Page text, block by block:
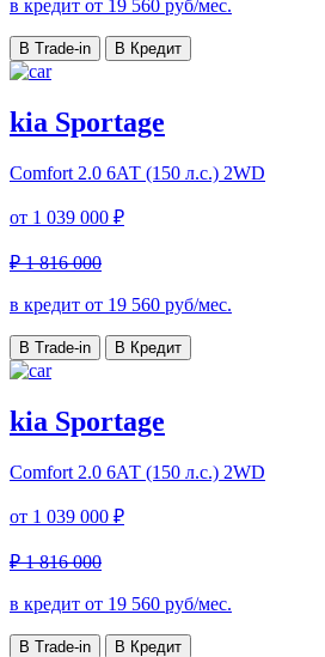
в кредит от 19 560 руб/мес.
В Trade-in В Кредит
kia Sportage
Comfort 2.0 6АТ (150 л.с.) 2WD
от 1 039 000 ₽
₽ 1 816 000
в кредит от 19 560 руб/мес.
В Trade-in В Кредит
kia Sportage
Comfort 2.0 6АТ (150 л.с.) 2WD
от 1 039 000 ₽
₽ 1 816 000
в кредит от 19 560 руб/мес.
В Trade-in В Кредит